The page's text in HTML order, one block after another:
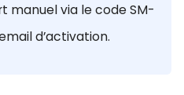
manuel via le code SM-
d’activation.